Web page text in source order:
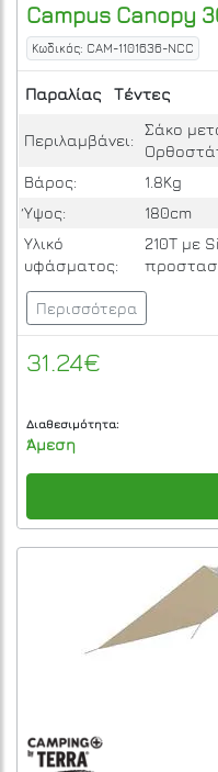
Campus Canopy
Κωδικός: CAM-1101636-NCC
Παραλίας Τέντες
Περιλαμβάνει:
Σάκο
Βάρος:
1.8Kg
Ύψος:
180cm
Υλικό
υφάσματος:
210Τ με
Περισσότερα
31.24€
Διαθεσιμότητα:
Άμεση